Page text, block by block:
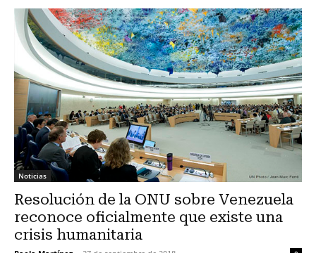
Noticias
Resolución de la ONU sobre Venezuela
reconoce oficialmente que existe una
crisis humanitaria